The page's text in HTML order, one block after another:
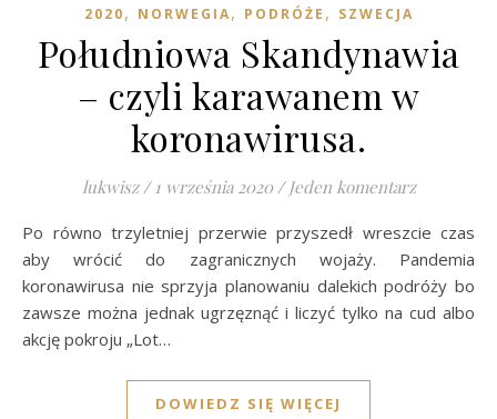
2020, NORWEGIA, PODRÓŻE , SZWECJA
Południowa Skandynawia
– czyli karawanem w
koronawirusa.
lukwisz / 1 września 2020 / Jeden komentarz
Po równo trzyletniej przerwie przyszedł wreszcie czas
aby wrócić do zagranicznych wojaży. Pandemia
koronawirusa nie sprzyja planowaniu dalekich podróży bo
zawsze można jednak ugrzęznąć i liczyć tylko na cud albo
akcję pokroju „Lot…
DOWIEDZ SIĘ WIĘCEJ